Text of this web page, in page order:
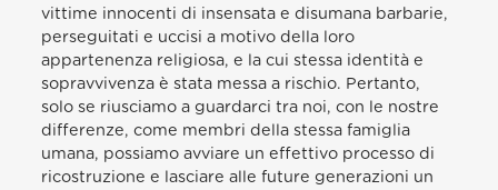
vittime innocenti di insensata e disumana barbarie,
perseguitati e uccisi a motivo della loro
appartenenza religiosa, e la cui stessa identità e
sopravvivenza è stata messa a rischio. Pertanto,
solo se riusciamo a guardarci tra noi, con le nostre
differenze, come membri della stessa famiglia
umana, possiamo avviare un effettivo processo di
ricostruzione e lasciare alle future generazioni un